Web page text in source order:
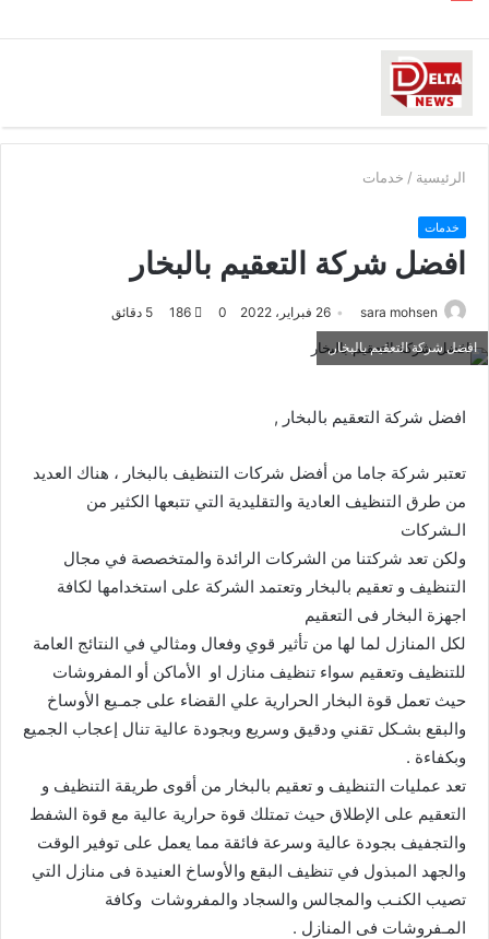
الرئيسية / خدمات
خدمات
افضل شركة التعقيم بالبخار
sara mohsen 26 فبراير، 2022 0
186 5 دقائق
افضل شركة التعقيم بالبخار,
افضل شركة التعقيم بالبخار ,
تعتبر شركة جاما من أفضل شركات التنظيف بالبخار ، هناك العديد
من طرق التنظيف العادية والتقليدية التي تتبعها الكثير من
الـشركات
ولكن تعد شركتنا من الشركات الرائدة والمتخصصة في مجال
التنظيف و تعقيم بالبخار وتعتمد الشركة على استخدامها لكافة
اجهزة البخار فى التعقيم
لكل المنازل لما لها من تأثير قوي وفعال ومثالي في النتائج العامة
للتنظيف وتعقيم سواء تنظيف منازل او الأماكن أو المفروشات
حيث تعمل قوة البخار الحرارية علي القضاء على جمـيع الأوساخ
والبقع بشـكل تقني ودقيق وسريع وبجودة عالية تنال إعجاب الجميع
وبكفاءة .
تعد عمليات التنظيف و تعقيم بالبخار من أقوى طريقة التنظيف و
التعقيم على الإطلاق حيث تمتلك قوة حرارية عالية مع قوة الشفط
والتجفيف بجودة عالية وسرعة فائقة مما يعمل على توفير الوقت
والجهد المبذول في تنظيف البقع والأوساخ العنيدة فى منازل التي
تصيب الكنـب والمجالس والسجاد والمفروشات وكافة
المـفروشات فى المنازل .